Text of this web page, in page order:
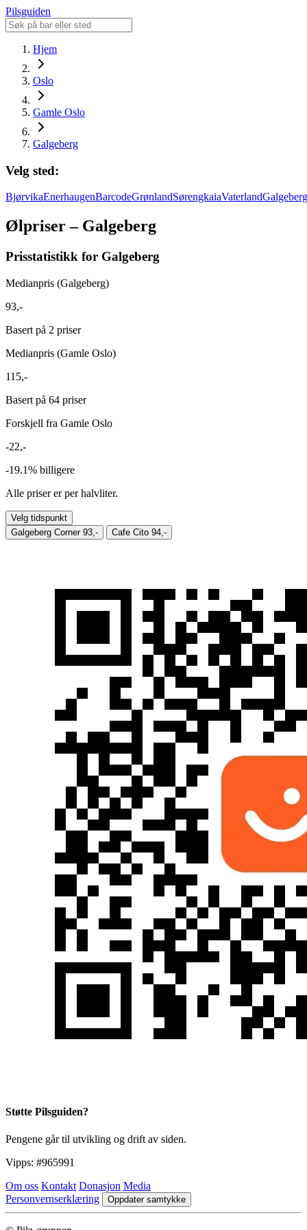
Pilsguiden
Hjem
Oslo
Gamle Oslo
Galgeberg
Velg sted:
BjørvikaEnerhaugenBarcodeGrønlandSørengkaiaVaterlandGalgeberg
Ølpriser – Galgeberg
Prisstatistikk for Galgeberg
Medianpris (Galgeberg)
93,-
Basert på 2 priser
Medianpris (Gamle Oslo)
115,-
Basert på 64 priser
Forskjell fra Gamle Oslo
-22,-
-19.1% billigere
Alle priser er per halvliter.
Velg tidspunkt
Galgeberg Corner 93,- Cafe Cito 94,-
Støtte Pilsguiden?
Pengene går til utvikling og drift av siden.
Vipps: #965991
Om oss Kontakt Donasjon Media
Personvernserklæring
Oppdater samtykke